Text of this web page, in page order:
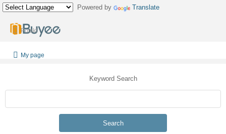
Powered by Translate
Polski
My page
Keyword Search
Search